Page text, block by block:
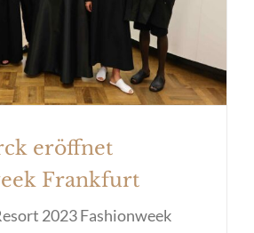
Frankfurt
eröffnet
Frankfurt
2023 Fashionweek